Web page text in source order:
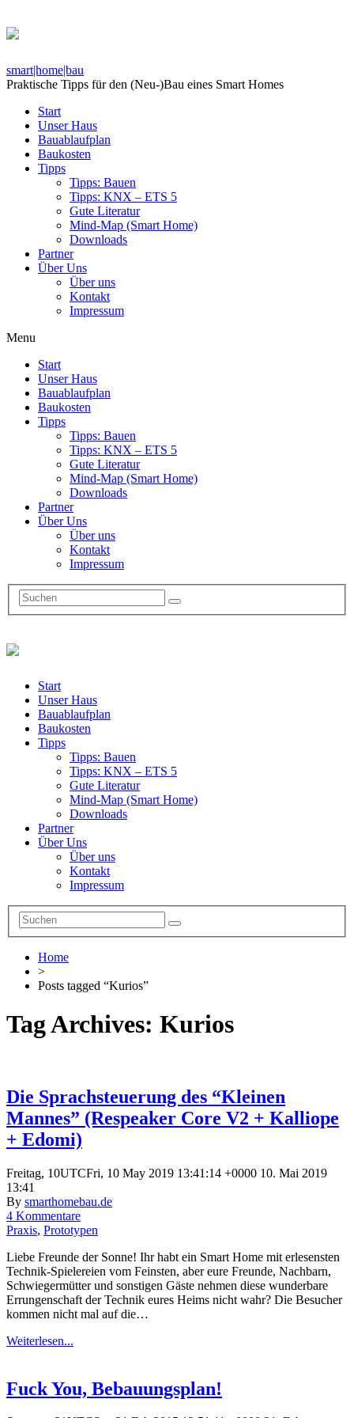
smart|home|bau
Praktische Tipps für den (Neu-)Bau eines Smart Homes
Start
Unser Haus
Bauablaufplan
Baukosten
Tipps
Tipps: Bauen
Tipps: KNX – ETS 5
Gute Literatur
Mind-Map (Smart Home)
Downloads
Partner
Über Uns
Über uns
Kontakt
Impressum
Menu
Start
Unser Haus
Bauablaufplan
Baukosten
Tipps
Tipps: Bauen
Tipps: KNX – ETS 5
Gute Literatur
Mind-Map (Smart Home)
Downloads
Partner
Über Uns
Über uns
Kontakt
Impressum
Start
Unser Haus
Bauablaufplan
Baukosten
Tipps
Tipps: Bauen
Tipps: KNX – ETS 5
Gute Literatur
Mind-Map (Smart Home)
Downloads
Partner
Über Uns
Über uns
Kontakt
Impressum
Home
>
Posts tagged “Kurios”
Tag Archives: Kurios
Die Sprachsteuerung des “Kleinen
Mannes” (Respeaker Core V2 + Kalliope
+ Edomi)
Freitag, 10UTCFri, 10 May 2019 13:41:14 +0000 10. Mai 2019
13:41
By smarthomebau.de
4 Kommentare
Praxis, Prototypen
Liebe Freunde der Sonne! Ihr habt ein Smart Home mit erlesensten
Technik-Spielereien vom Feinsten, aber eure Freunde, Nachbarn,
Schwiegermütter und sonstigen Gäste nehmen diese wunderbare
Errungenschaft der Technik eures Heims nicht wahr? Die Besucher
kommen nicht mal auf die…
Weiterlesen...
Fuck You, Bebauungsplan!